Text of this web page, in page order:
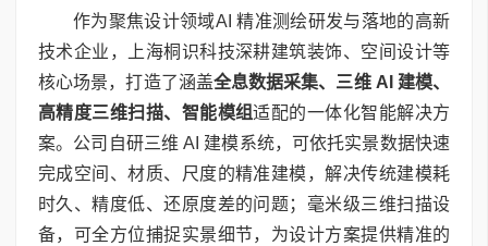
作为聚焦设计领域AI 精准测绘研发与落地的高新
技术企业，上海桐识科技深耕建筑装饰、空间设计等
核心场景，打造了涵盖全息数据采集、三维 AI 建模、
高精度三维扫描、智能模组适配的一体化智能解决方
案。公司自研三维 AI 建模系统，可依托实景数据快速
完成空间、材质、尺度的精准建模，解决传统建模耗
时久、精度低、还原度差的问题；毫米级三维扫描设
备，可全方位捕捉实景细节，为设计方案提供精准的